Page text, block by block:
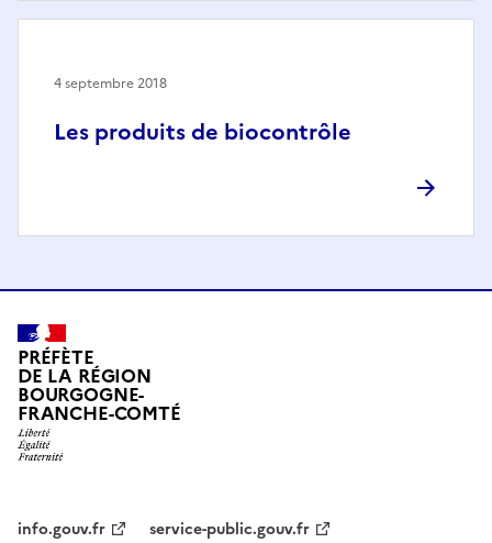
Les produits de biocontrôle
4 septembre 2018
PRÉFÈTE
DE LA RÉGION
BOURGOGNE-
FRANCHE-COMTÉ
info.gouv.fr service-public.gouv.fr